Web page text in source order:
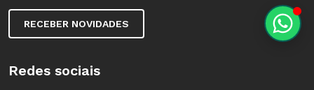
RECEBER NOVIDADES
Redes sociais